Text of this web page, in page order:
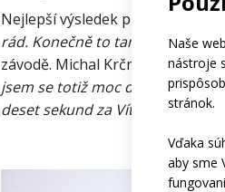
Naše
nástroje
stránok.
Vďaka
aby sme
Nejlepší výsledek předvedl
rád. Konečně to tam padlo.
závodě. Michal Krčmář minul
jsem se totiž moc dobře po
deset sekund za Víťou,“